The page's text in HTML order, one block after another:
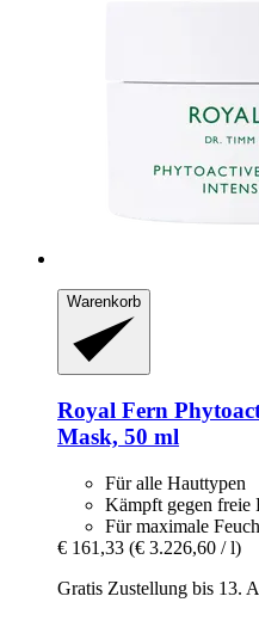
Warenkorb
Royal Fern
Mask, 50 ml
Für alle Hauttypen
Kämpft gegen freie
Für maximale
€ 161,33 (€ 3.226,60 / l)
Gratis Zustellung bis 13.